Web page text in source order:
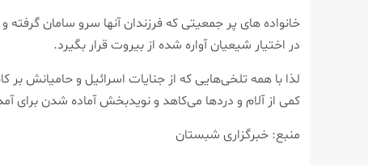
خانواده های پر جمعیتی که فرزندان آنها سرو سامان
در اختیار شیعیان آواره شده از بیروت قرار بگیرد.
لذا با همه تلخی‌هایی که از جنایات اسرائیل و حامیانش
کمی از آلام و دردها می‌کاهد و نویدبخش آماده شدن
منبع: خبرگزاری شبستان